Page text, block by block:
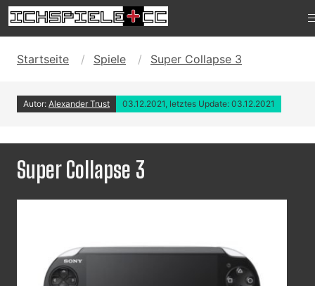
Startseite Spiele Super Collapse 3
Autor: Alexander Trust 03.12.2021, letztes Update: 03.12.2021
Super Collapse 3